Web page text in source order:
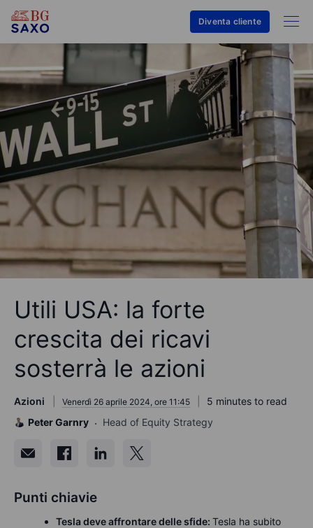
Diventa cliente
Utili USA: la forte
crescita dei ricavi
sosterrà le azioni
Azioni Venerdì 26 aprile 2024, ore 11:45
5 minutes to read
Peter Garnry
Head of Equity Strategy
Punti chiavie
Tesla deve affrontare delle sfide: Tesla ha subito